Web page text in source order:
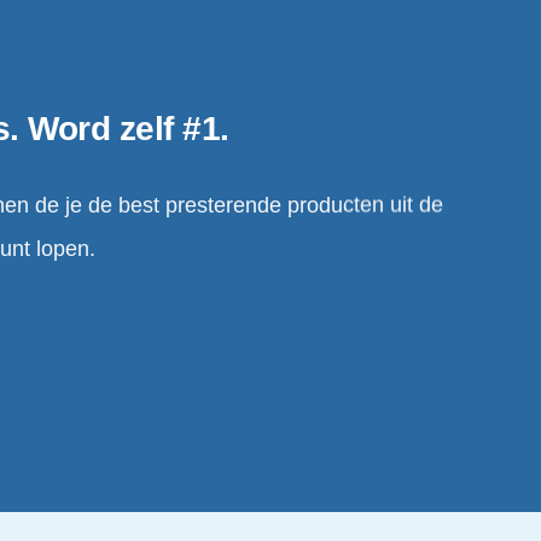
Word zelf #1.
de je de best presterende producten uit de
lopen.